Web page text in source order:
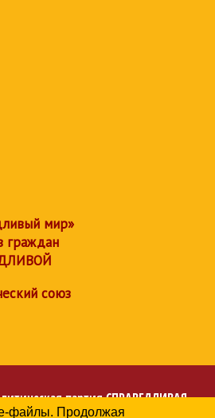
мир»
граждан
союз
партияСПРАВЕДЛИВАЯ
файлы. Продолжая